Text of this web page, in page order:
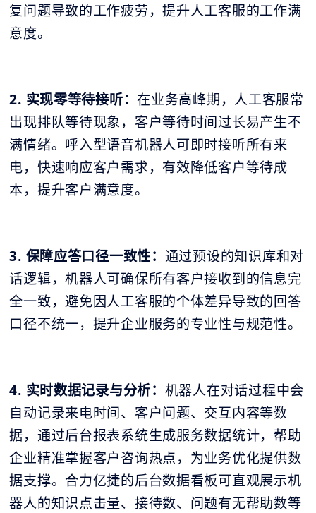
复问题导致的工作疲劳，提升人工客服的工作满
意度。
2. 实现零等待接听：在业务高峰期，人工客服常
出现排队等待现象，客户等待时间过长易产生不
满情绪。呼入型语音机器人可即时接听所有来
电，快速响应客户需求，有效降低客户等待成
本，提升客户满意度。
3. 保障应答口径一致性： 通过预设的知识库和对
话逻辑，机器人可确保所有客户接收到的信息完
全一致，避免因人工客服的个体差异导致的回答
口径不统一，提升企业服务的专业性与规范性。
4. 实时数据记录与分析： 机器人在对话过程中会
自动记录来电时间、客户问题、交互内容等数
据，通过后台报表系统生成服务数据统计，帮助
企业精准掌握客户咨询热点，为业务优化提供数
据支撑。合力亿捷的后台数据看板可直观展示机
器人的知识点击量、接待数、问题有无帮助数等